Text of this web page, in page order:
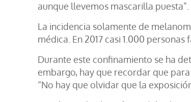
aunque llevemos mascarilla puesta”.
La incidencia solamente de
médica. En 2017 casi 1.000
Durante este confinamiento se ha
embargo, hay que recordar que para
“No hay que olvidar que la